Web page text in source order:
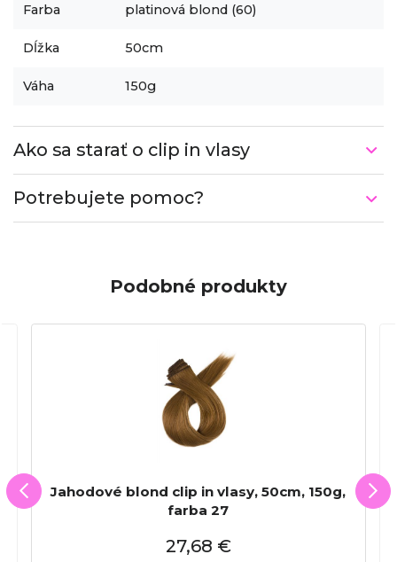
Farba platinová blond (60)
Dĺžka 50cm
Váha 150g
Ako sa starať o clip in vlasy
Potrebujete pomoc?
Podobné produkty
Jahodové blond clip in vlasy, 50cm, 150g,
farba 27
27,68 €